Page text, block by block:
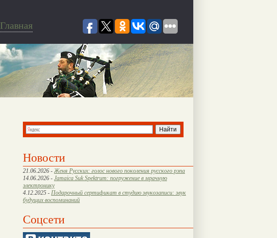
Главная
Новости
21.06.2026 - Женя Русских: голос нового поколения русского рэпа
14.06.2026 - Jamaica Suk Spektrum: погружение в мрачную
электронику
4.12.2025 - Подарочный сертификат в студию звукозаписи: звук
будущих воспоминаний
Соцсети